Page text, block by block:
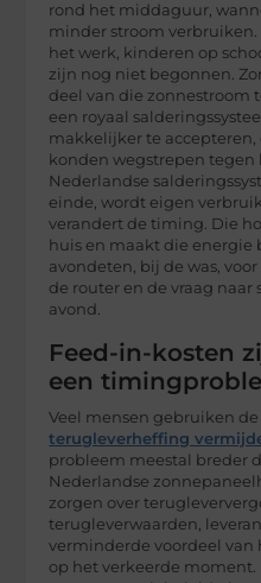
rond het middaguur,
minder stroom
het werk, kinderen op
zijn nog niet begonnen.
deel van die zonnestroom
een royaal
makkelijker te
konden wegstrepen
Nederlandse
einde, wordt eigen
verandert de timing. Die
huis en maakt die
avondeten, bij de was,
de router en de vraag
avond.
Feed-in-kosten
een
Veel mensen gebruiken
terugleverheffing
probleem meestal breder
Nederlandse
zorgen over
terugleverwaarden,
verminderde voordeel van
op het verkeerde